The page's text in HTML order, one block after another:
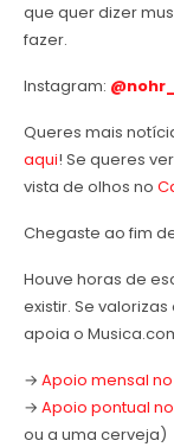
que quer dizer
fazer.
Instagram:
Queres mais
aqui! Se queres
vista de olhos no
Chegaste ao fim
Houve horas de
existir. Se
apoia o
→ Apoio mensal
→ Apoio pontual
ou a uma cerveja)